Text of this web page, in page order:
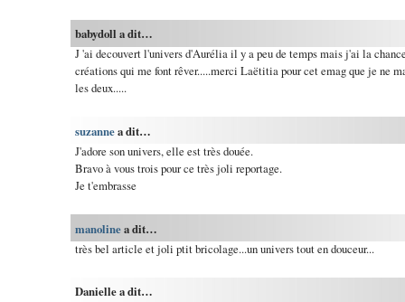
babydoll a dit…
J 'ai decouvert l'univers d'Aurélia il y a peu de temps mais j'ai la
créations qui me font rêver.....merci Laëtitia pour cet emag que je ne
les deux.....
suzannea dit…
J'adore son univers, elle est très douée.
Bravo à vous trois pour ce très joli reportage.
Je t'embrasse
manolinea dit…
très bel article et joli ptit bricolage...un univers tout en douceur...
Danielle a dit…